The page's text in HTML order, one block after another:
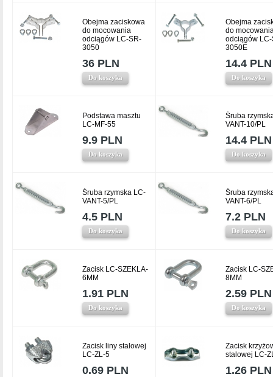
Obejma zaciskowa
do mocowania
odciągów LC-SR-
3050
36 PLN
Do koszyka
Obejma
do
odciągów
3050E
14.4 PLN
Do koszyka
Podstawa masztu
LC-MF-55
9.9 PLN
Do koszyka
Śruba
VANT-10/PL
14.4 PLN
Do koszyka
Śruba rzymska LC-
VANT-5/PL
4.5 PLN
Do koszyka
Śruba
VANT-6/PL
7.2 PLN
Do koszyka
Zacisk LC-SZEKLA-
6MM
1.91 PLN
Do koszyka
Zacisk LC-
8MM
2.59 PLN
Do koszyka
Zacisk liny stalowej
LC-ZL-5
0.69 PLN
Zacisk
stalowej LC-
1.26 PLN